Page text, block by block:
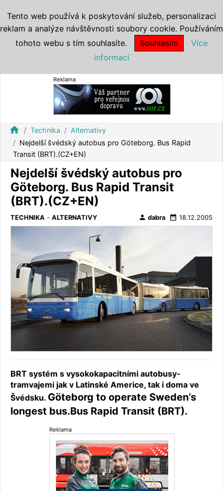
Reklama
home Technika
Alternativy
Nejdelší švédský autobus pro Göteborg. Bus Rapid
Transit (BRT).(CZ+EN)
Nejdelší švédský autobus pro
Göteborg. Bus Rapid Transit
(BRT).(CZ+EN)
TECHNIKA - ALTERNATIVY person dabra date_range 18.12.2005
BRT systém s vysokokapacitními autobusy-
tramvajemi jak v Latinské Americe, tak i doma ve
Švédsku. Göteborg to operate Sweden’s
longest bus.Bus Rapid Transit (BRT).
Reklama
Tento web používá k poskytování služeb, personalizaci
reklam a analýze návštěvnosti soubory cookie. Používáním
tohoto webu s tím souhlasíte.
Souhlasím
Více
informací